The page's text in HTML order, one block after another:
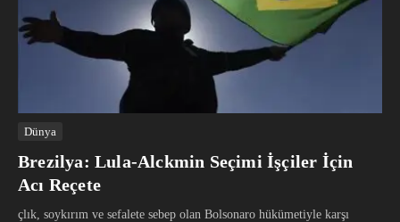
Dünya
Brezilya: Lula-Alckmin Seçimi İşçiler İçin
Acı Reçete
çlık, soykırım ve sefalete sebep olan Bolsonaro hükümetiyle karşı